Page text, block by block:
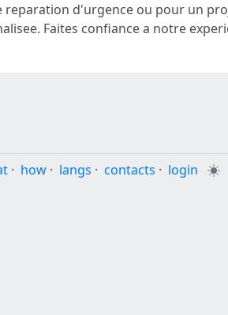
d'urgence ou pour un
Faites confiance a notre
· how · langs · contacts · login